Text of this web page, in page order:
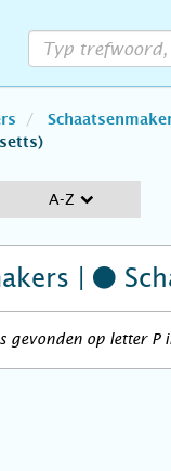
A-Z
|
gevonden op letter